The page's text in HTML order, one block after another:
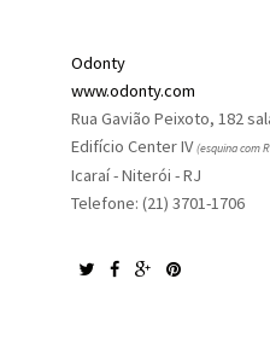
Odonty
www.odonty.com
Rua Gavião Peixoto, 182
Edifício Center IV(esquina com
Icaraí - Niterói - RJ
Telefone: (21) 3701-1706​